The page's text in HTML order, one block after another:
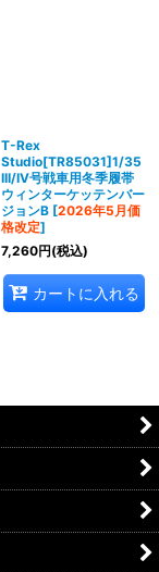
T-Rex
Studio[TR85031]1/35
III/IV号戦車用冬季履帯
ウィンターケッテンバー
ジョンB [2026年5月価
格改定]
7,260円(税込)
カートに入れる